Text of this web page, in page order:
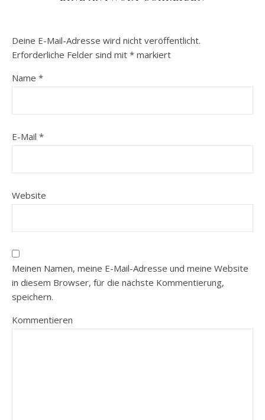
Deine E-Mail-Adresse wird nicht veröffentlicht.
Erforderliche Felder sind mit * markiert
Name *
E-Mail *
Website
Meinen Namen, meine E-Mail-Adresse und meine Website
in diesem Browser, für die nächste Kommentierung,
speichern.
Kommentieren